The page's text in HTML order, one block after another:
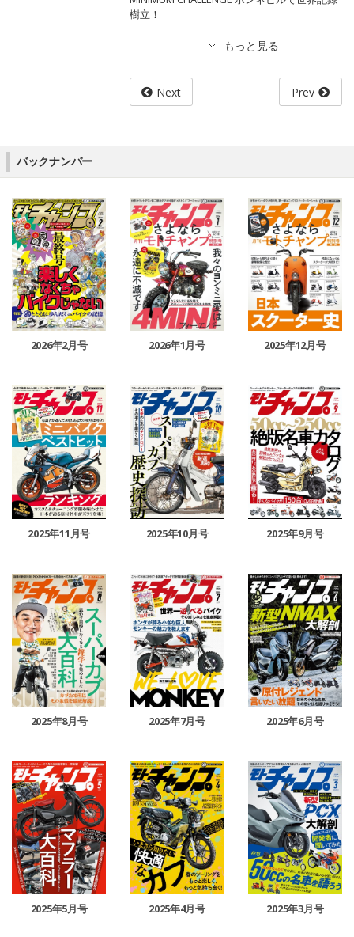
樹立！
Next Prev
バックナンバー
2026年2月号 2026年1月号 2025年12月号
2025年11月号 2025年10月号 2025年9月号
2025年8月号 2025年7月号 2025年6月号
2025年5月号 2025年4月号 2025年3月号